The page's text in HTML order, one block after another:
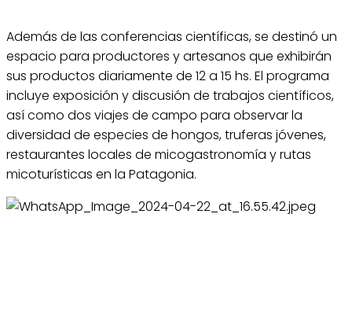
Además de las conferencias científicas, se destinó un
espacio para productores y artesanos que exhibirán
sus productos diariamente de 12 a 15 hs. El programa
incluye exposición y discusión de trabajos científicos,
así como dos viajes de campo para observar la
diversidad de especies de hongos, truferas jóvenes,
restaurantes locales de micogastronomía y rutas
micoturísticas en la Patagonia.